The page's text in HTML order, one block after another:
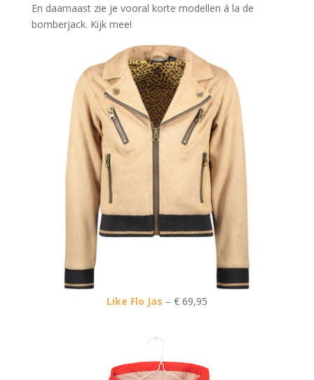
En daarnaast zie je vooral korte modellen á la de
bomberjack. Kijk mee!
Like Flo Jas – € 69,95